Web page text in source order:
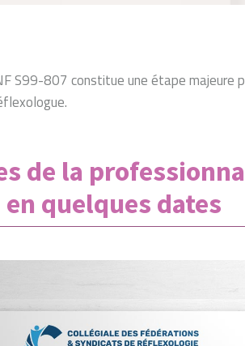
S99-807 constitue une étape majeure
de la
en quelques dates